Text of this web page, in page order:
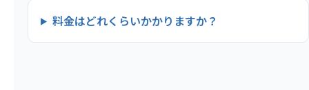
料金はどれくらいかかりますか？